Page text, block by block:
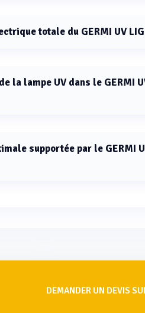
totale du GERMI UV
la lampe UV dans le GERMI
supportée par le GERMI
DEMANDER UN DEVIS